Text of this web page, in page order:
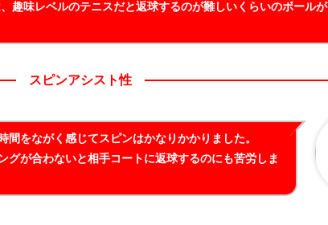
趣味レベルのテニスだと返球するのが難しいくらいのボールが
スピンアシスト性
間をながく感じてスピンはかなりかかりました。
グが合わないと相手コートに返球するのにも苦労しま